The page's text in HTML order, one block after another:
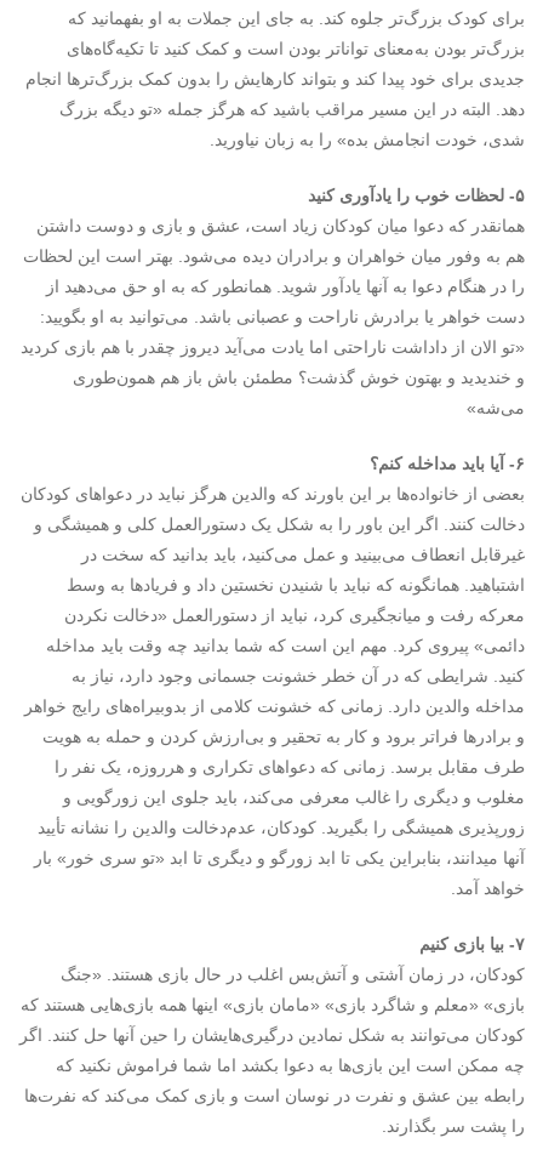
برای کودک بزرگ‌تر جلوه کند. به جای این جملات به او بفهمانید که
بزرگ‌تر بودن به‌معنای تواناتر بودن است و کمک کنید تا تکیه‌گاه‌های
جدیدی برای خود پیدا کند و بتواند کارهایش را بدون کمک بزرگ‌ترها انجام
دهد. البته در این مسیر مراقب باشید که هرگز جمله «تو دیگه بزرگ
شدی، خودت انجامش بده» را به زبان نیاورید.
۵- لحظات خوب را یادآوری کنید
همانقدر که دعوا میان کودکان زیاد است، عشق و بازی و دوست داشتن
هم به وفور میان خواهران و برادران دیده می‌شود. بهتر است این لحظات
را در هنگام دعوا به آنها یادآور شوید. همانطور که به او حق می‌دهید از
دست خواهر یا برادرش ناراحت و عصبانی باشد. می‌توانید به او بگویید:
«تو الان از داداشت ناراحتی اما یادت می‌آید دیروز چقدر با هم بازی کردید
و خندیدید و بهتون خوش گذشت؟ مطمئن باش باز هم همون‌طوری
می‌شه»
۶- آیا باید مداخله کنم؟
بعضی از خانواده‌ها بر این باورند که والدین هرگز نباید در دعواهای کودکان
دخالت کنند. اگر این باور را به شکل یک دستورالعمل کلی و همیشگی و
غیرقابل انعطاف می‌بینید و عمل می‌کنید، باید بدانید که سخت در
اشتباهید. همانگونه که نباید با شنیدن نخستین داد و فریادها به وسط
معرکه رفت و میانجگیری کرد، نباید از دستورالعمل «دخالت نکردن
دائمی» پیروی کرد. مهم این است که شما بدانید چه وقت باید مداخله
کنید. شرایطی که در آن خطر خشونت جسمانی وجود دارد، نیاز به
مداخله والدین دارد. زمانی‌ که خشونت کلامی از بدوبیراه‌های رایج خواهر
و برادرها فراتر برود و کار به تحقیر و بی‌ارزش کردن و حمله به هویت
طرف مقابل برسد. زمانی که دعواهای تکراری و هرروزه، یک نفر را
مغلوب و دیگری را غالب معرفی می‌کند، باید جلوی این زورگویی و
زورپذیری همیشگی را بگیرید. کودکان، عدم‌دخالت والدین را نشانه تأیید
آنها می‎دانند، بنابراین یکی تا ابد زورگو و دیگری تا ابد «تو سری خور» بار
خواهد آمد.
۷- بیا بازی کنیم
کودکان، در زمان آشتی و آتش‌بس اغلب در حال بازی هستند. «جنگ
بازی» «معلم و شاگرد بازی» «مامان بازی» اینها همه بازی‌هایی هستند که
کودکان می‌توانند به شکل نمادین درگیری‌هایشان را حین آنها حل کنند. اگر
چه ممکن است این بازی‌ها به دعوا بکشد اما شما فراموش نکنید که
رابطه بین عشق و نفرت در نوسان است و بازی کمک می‌کند که نفرت‌ها
را پشت سر بگذارند.